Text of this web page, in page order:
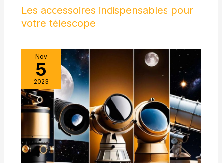
Les accessoires indispensables pour
votre télescope
Nov
5
2023